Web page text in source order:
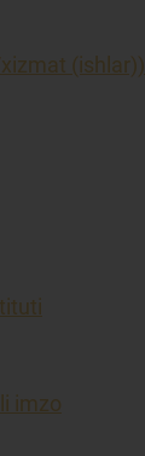
(ishlar))
imzo